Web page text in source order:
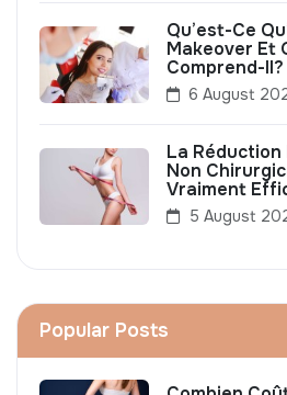
Qu’est-Ce
Makeover Et
Comprend-Il?
6 August
La Réduction
Non
Vraiment
5 August
Popular Posts